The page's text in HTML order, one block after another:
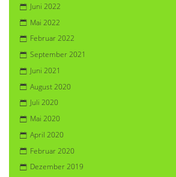
Juni 2022
Mai 2022
Februar 2022
September 2021
Juni 2021
August 2020
Juli 2020
Mai 2020
April 2020
Februar 2020
Dezember 2019